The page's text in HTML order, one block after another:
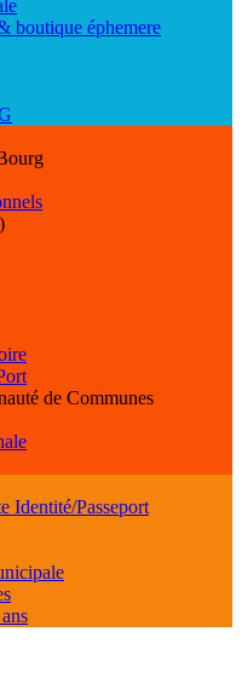
boutique éphemere
de Communes
Identité/Passeport